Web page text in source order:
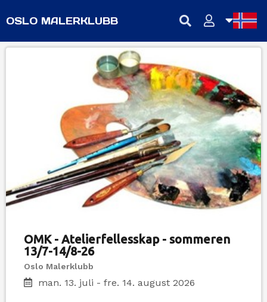
OSLO MALERKLUBB
NB
NN
EN
OMK - Atelierfellesskap - sommeren
13/7-14/8-26
Oslo Malerklubb
man. 13. juli - fre. 14. august 2026